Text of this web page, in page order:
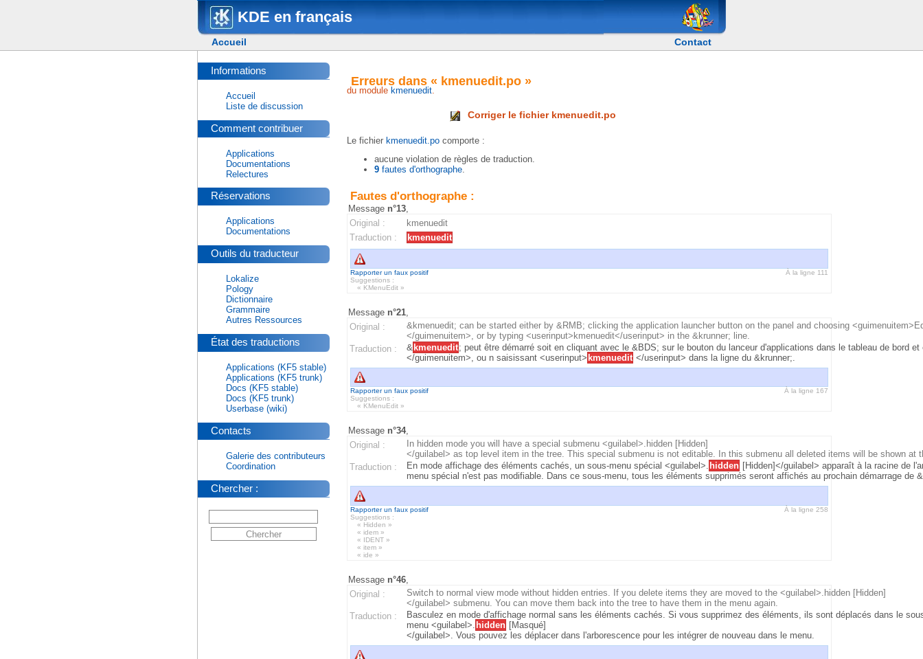
KDE en français
Accueil Contact
Erreurs dans « kmenuedit.po »
du module kmenuedit.
Corriger le fichier kmenuedit.po
Le fichierkmenuedit.po comporte :
aucune violation de règles de traduction.
9 fautes d'orthographe.
Fautes d'orthographe :
Message n°13,
Original :
kmenuedit
Traduction :
kmenuedit
À la ligne 111
Rapporter un faux positif
Suggestions :
« KMenuEdit »
Message n°21
Original :
&kmenuedit; can be started either by &RMB; clicking the application launcher button on the panel and choosing
</guimenuitem>, or by typing <userinput>kmenuedit</userinput> in the &krunner; line.
Traduction :
& kmenuedit; peut être démarré soit en cliquant avec le &BDS; sur le bouton du lanceur d'applications dans le tableau de bord
</guimenuitem>, ou n saisissant <userinput> kmenuedit </userinput> dans la ligne du &krunner;.
À la ligne 167
Rapporter un faux positif
Suggestions :
« KMenuEdit »
Message n°34,
Original :
In hidden mode you will have a special submenu <guilabel>.hidden [Hidden]
</guilabel> as top level item in the tree. This special submenu is not editable. In this submenu all deleted items will be shown at
Traduction :
En mode affichage des éléments cachés, un sous-menu spécial <guilabel>. hidden [Hidden]</guilabel> apparaît à la racine de
menu spécial n'est pas modifiable. Dans ce sous-menu, tous les éléments supprimés seront affichés au prochain démarrage de
À la ligne 258
Rapporter un faux positif
Suggestions :
« Hidden »
« idem »
« IDENT »
« item »
« ide »
Message n°46
Original :
Switch to normal view mode without hidden entries. If you delete items they are moved to the <guilabel>.hidden [Hidden]
</guilabel> submenu. You can move them back into the tree to have them in the menu again.
Traduction :
Basculez en mode d'affichage normal sans les éléments cachés. Si vous supprimez des éléments, ils sont déplacés dans le
menu <guilabel>. hidden [Masqué]
</guilabel>. Vous pouvez les déplacer dans l'arborescence pour les intégrer de nouveau dans le menu.
Informations
Accueil
Liste de discussion
Comment contribuer
Applications
Documentations
Relectures
Réservations
Applications
Documentations
Outils du traducteur
Lokalize
Pology
Dictionnaire
Grammaire
Autres Ressources
État des traductions
Applications (KF5 stable)
Applications (KF5 trunk)
Docs (KF5 stable)
Docs (KF5 trunk)
Userbase (wiki)
Contacts
Galerie des contributeurs
Coordination
Chercher :